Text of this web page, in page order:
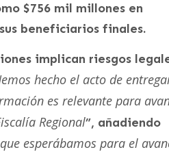
$756 mil millones en
beneficiarios finales.
implican riesgos
hecho el acto de
es relevante para
Regional”, añadiendo
esperábamos para el